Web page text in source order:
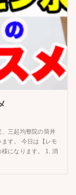
三起均整院の筒井
す。 今日は【レモ
になります。 1. 消